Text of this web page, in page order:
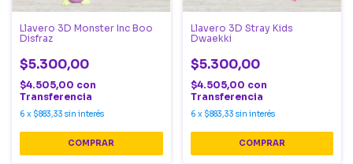
Llavero 3D Monster Inc Boo
Disfraz
$5.300,00
$4.505,00 con
Transferencia
6 x $883,33 sin interés
Llavero 3D Stray Kids
Dwaekki
$5.300,00
$4.505,00 con
Transferencia
6 x $883,33 sin interés